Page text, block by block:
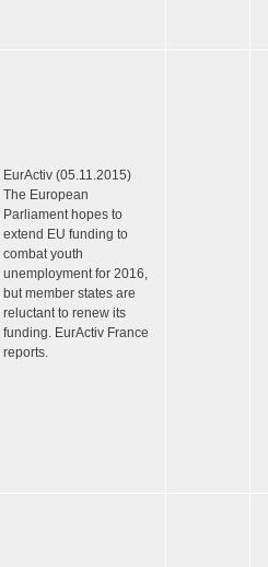
EurActiv (05.11.2015)
The European
Parliament hopes to
extend EU funding to
combat youth
unemployment for 2016,
but member states are
reluctant to renew its
funding. EurActiv France
reports.